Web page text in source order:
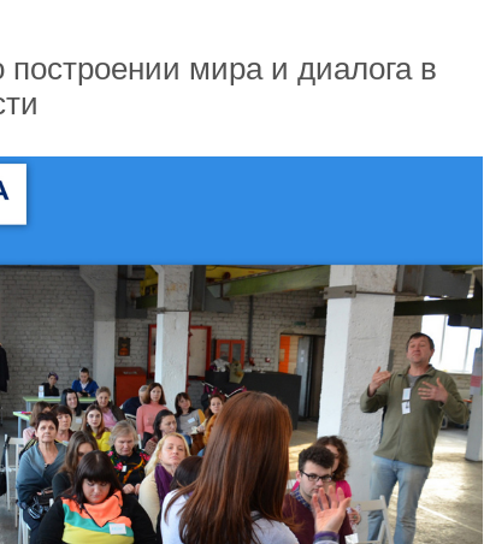
построении мира и диалога в